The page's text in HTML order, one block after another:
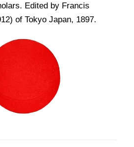
Edited by Francis
of Tokyo Japan, 1897.